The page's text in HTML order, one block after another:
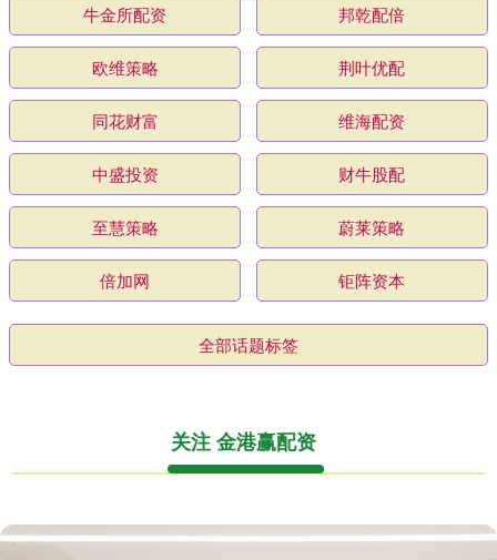
牛金所配资 邦乾配倍
欧维策略 荆叶优配
同花财富 维海配资
中盛投资 财牛股配
至慧策略 蔚莱策略
倍加网 钜阵资本
全部话题标签
关注 金港赢配资